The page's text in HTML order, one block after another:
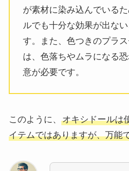
が素材に染み込んでいる
ルでも十分な効果が出な
す。また、色つきのプラ
は、色落ちやムラになる
意が必要です。
このように、 オキシドールは
イテムではありますが、万能